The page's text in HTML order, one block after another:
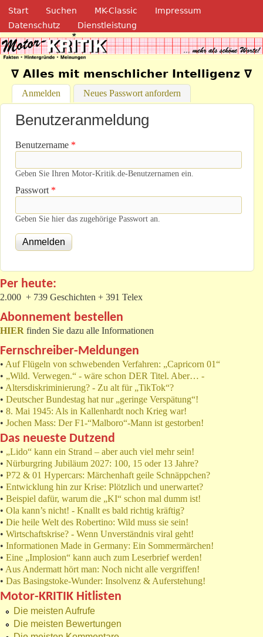
Direkt zum Inhalt
Navigation
Start Suchen MK-Classic
Impressum
Datenschutz
Dienstleistung
Motor-Kritik.de
∇ Alles mit menschlicher Intelligenz ∇
Anmelden (aktiver Reiter)
Neues Passwort anfordern
Benutzeranmeldung
Benutzername *
Geben Sie Ihren Motor-Kritik.de-Benutzernamen ein.
Passwort *
Geben Sie hier das zugehörige Passwort an.
Per heute:
2.000 + 739 Geschichten + 391 Telex
Abonnement bestellen
HIER finden Sie dazu alle Informationen
Fernschreiber-Meldungen
• Auf Flügeln von schwebenden Verfahren: „Capricorn 01“
• „Wild. Verwegen.“ - wäre schon DER Titel. Aber… -
• Altersdiskriminierung? - Zu alt für „TikTok“?
• Deutscher Bundestag hat nur „geringe Verspätung“!
• 8. Mai 1945: Als in Kallenhardt noch Krieg war!
• Jochen Mass: Der F1-“Malboro“-Mann ist gestorben!
Das neueste Dutzend
• „Lido“ kann ein Strand – aber auch viel mehr sein!
• Nürburgring Jubiläum 2027: 100, 15 oder 13 Jahre?
• P72 & 01 Hypercars: Märchenhaft geile Schnäppchen?
• Entwicklung hin zur Krise: Plötzlich und unerwartet?
• Beispiel dafür, warum die „KI“ schon mal dumm ist!
• Ola kann’s nicht! - Knallt es bald richtig kräftig?
• Die heile Welt des Robertino: Wild muss sie sein!
• Wirtschaftskrise? - Wenn Unverständnis viral geht!
• Informationen Made in Germany: Ein Sommermärchen!
• Eine „Implosion“ kann auch zum Leserbrief werden!
• Aus Andermatt hört man: Noch nicht alle vergriffen!
• Das Basingstoke-Wunder: Insolvenz & Auferstehung!
Motor-KRITIK Hitlisten
Die meisten Aufrufe
Die meisten Bewertungen